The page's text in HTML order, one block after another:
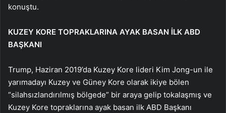
konuştu.
KUZEY KORE TOPRAKLARINA AYAK BASAN İLK ABD
BAŞKANI
Trump, Haziran 2019’da Kuzey Kore lideri Kim Jong-un ile
yarımadayı Kuzey ve Güney Kore olarak ikiye bölen
“silahsızlandırılmış bölgede” bir araya gelip tokalaşmış ve
Kuzey Kore topraklarına ayak basan ilk ABD Başkanı